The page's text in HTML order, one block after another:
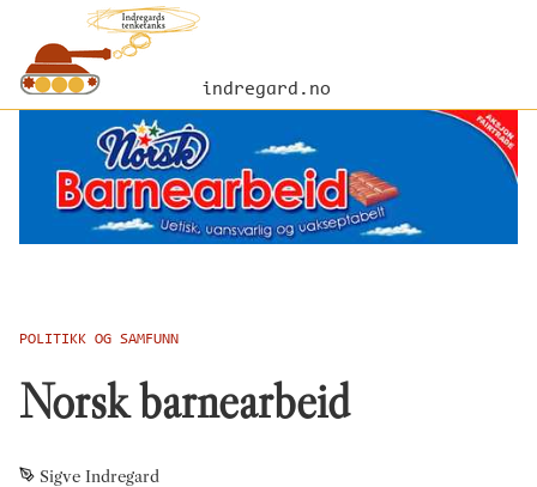
indregard.no
POLITIKK OG SAMFUNN
Norsk barnearbeid
Sigve Indregard